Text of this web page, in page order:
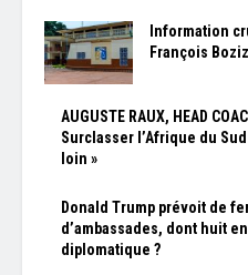
Information
François
AUGUSTE RAUX, HEAD
Surclasser l’Afrique du
loin »
Donald Trump prévoit de
d’ambassades, dont huit
diplomatique ?